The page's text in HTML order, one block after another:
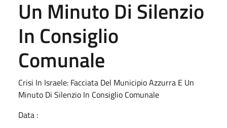
Un Minuto Di Silenzio
In Consiglio
Comunale
Crisi In Israele: Facciata Del Municipio Azzurra E Un
Minuto Di Silenzio In Consiglio Comunale
Data :